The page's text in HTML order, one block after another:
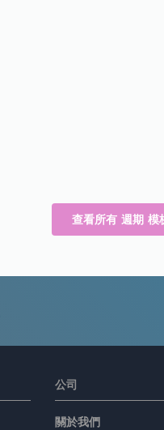
查看所有 週期 模
公司
關於我們